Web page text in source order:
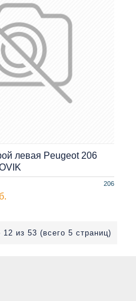
206
левая Peugeot 206
12 из 53 (всего 5 страниц)